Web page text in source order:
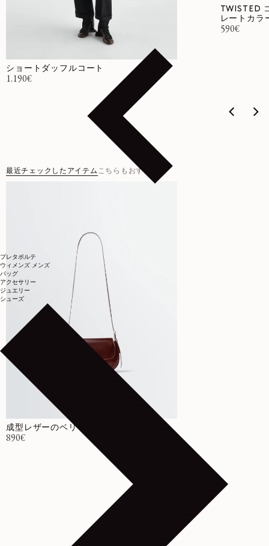
プレタポルテ
ウィメンズ メンズ
バッグ
アクセサリー
ジュエリー
シューズ
ショートダッフルコート
通常価格
1.190€
TWISTED
レートカラ
通常価格
590€
最近チェックしたアイテム こちらもおすすめ
成型レザーのベリーバッグ
通常価格
890€